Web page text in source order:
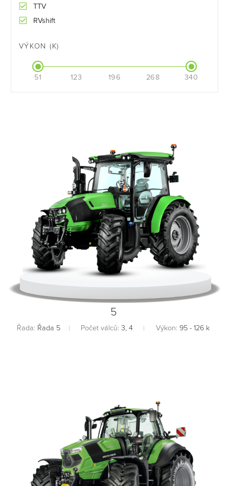
TTV
RVshift
VÝKON (K)
51 123 196 268 340
5
Řada: Řada 5 Počet válců: 3, 4 Výkon: 95 - 126 k